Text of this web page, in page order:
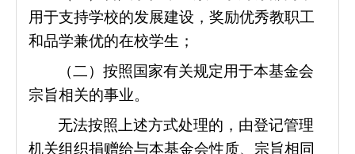
用于支持学校的发展建设，奖励优秀教职工
和品学兼优的在校学生；
（二）按照国家有关规定用于本基金会
宗旨相关的事业。
无法按照上述方式处理的，由登记管理
机关组织捐赠给与本基金会性质、宗旨相同